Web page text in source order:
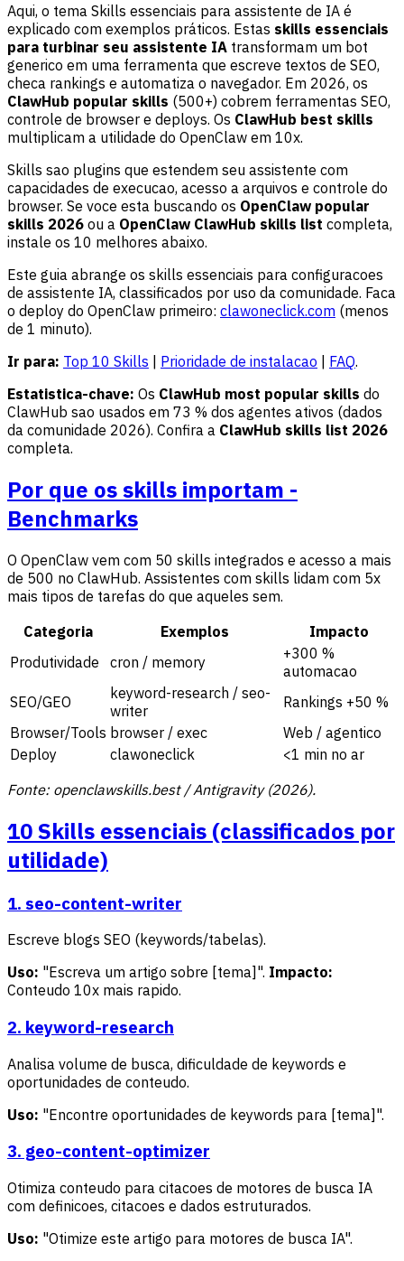
Aqui, o tema Skills essenciais para assistente de IA é
explicado com exemplos práticos. Estas skills essenciais
para turbinar seu assistente IA transformam um bot
generico em uma ferramenta que escreve textos de SEO,
checa rankings e automatiza o navegador. Em 2026, os
ClawHub popular skills (500+) cobrem ferramentas SEO,
controle de browser e deploys. Os ClawHub best skills
multiplicam a utilidade do OpenClaw em 10x.
Skills sao plugins que estendem seu assistente com
capacidades de execucao, acesso a arquivos e controle do
browser. Se voce esta buscando os OpenClaw popular
skills 2026 ou a OpenClaw ClawHub skills list completa,
instale os 10 melhores abaixo.
Este guia abrange os skills essenciais para configuracoes
de assistente IA, classificados por uso da comunidade. Faca
o deploy do OpenClaw primeiro: clawoneclick.com (menos
de 1 minuto).
Ir para: Top 10 Skills | Prioridade de instalacao | FAQ.
Estatistica-chave: Os ClawHub most popular skills do
ClawHub sao usados em 73 % dos agentes ativos (dados
da comunidade 2026). Confira a ClawHub skills list 2026
completa.
Por que os skills importam -
Benchmarks
O OpenClaw vem com 50 skills integrados e acesso a mais
de 500 no ClawHub. Assistentes com skills lidam com 5x
mais tipos de tarefas do que aqueles sem.
Categoria
Exemplos
Impacto
Produtividade
cron / memory
+300 %
automacao
SEO/GEO
keyword-research / seo-
writer
Rankings +50 %
Browser/Tools browser / exec
Web / agentico
Deploy
clawoneclick
<1 min no ar
Fonte: openclawskills.best / Antigravity (2026).
10 Skills essenciais (classificados por
utilidade)
1. seo-content-writer
Escreve blogs SEO (keywords/tabelas).
Uso: "Escreva um artigo sobre [tema]". Impacto:
Conteudo 10x mais rapido.
2. keyword-research
Analisa volume de busca, dificuldade de keywords e
oportunidades de conteudo.
Uso: "Encontre oportunidades de keywords para [tema]".
3. geo-content-optimizer
Otimiza conteudo para citacoes de motores de busca IA
com definicoes, citacoes e dados estruturados.
Uso: "Otimize este artigo para motores de busca IA".